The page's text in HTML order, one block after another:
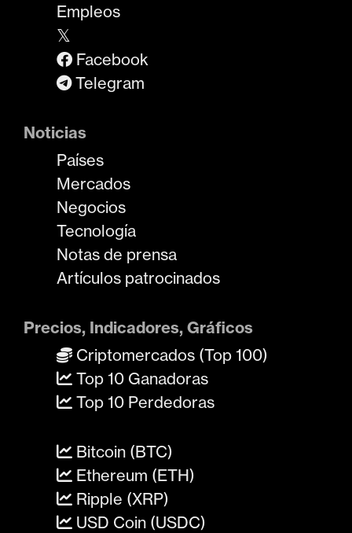
Empleos
𝕏
Facebook
Telegram
Noticias
Países
Mercados
Negocios
Tecnología
Notas de prensa
Artículos patrocinados
Precios, Indicadores, Gráficos
Criptomercados (Top 100)
Top 10 Ganadoras
Top 10 Perdedoras
Bitcoin (BTC)
Ethereum (ETH)
Ripple (XRP)
USD Coin (USDC)